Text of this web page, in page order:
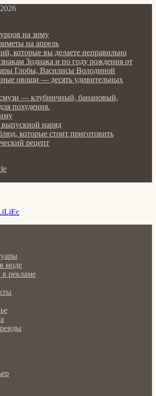
на зиму
на апрель
которые вы делаете неправильно
Зодиака и по году рождения от
Глобы, Василисы Володиной
овощи — десять удивительных
cмузи — клубничный, банановый,
похудения.
наряд
которые стоит приготовить
рецепт
моде
в рекламе